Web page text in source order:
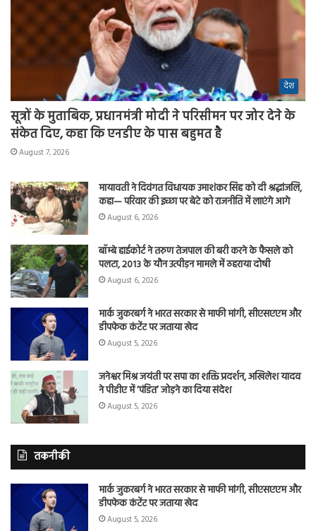
देश
सूत्रों के मुताबिक, प्रधानमंत्री मोदी ने परिसीमन पर जोर देने के
संकेत दिए, कहा कि एनडीए के पास बहुमत है
August 7, 2026
मायावती ने दिवंगत विधायक उमाशंकर सिंह को दी श्रद्धांजलि,
कहा— परिवार की इच्छा पर बेटे को राजनीति में लाएंगे आगे
August 6, 2026
बॉम्बे हाईकोर्ट ने तरुण तेजपाल की बरी करने के फैसले को
पलटा, 2013 के यौन उत्पीड़न मामले में ठहराया दोषी
August 6, 2026
मार्क जुकरबर्ग ने भारत सरकार से माफी मांगी, सीएसएएम और
डीपफेक कंटेंट पर जताया खेद
August 5, 2026
जनेश्वर मिश्र जयंती पर सपा का शक्ति प्रदर्शन, अखिलेश यादव
ने पीडीए में ‘पंडित’ जोड़ने का दिया संदेश
August 5, 2026
तकनीकी
मार्क जुकरबर्ग ने भारत सरकार से माफी मांगी, सीएसएएम और
डीपफेक कंटेंट पर जताया खेद
August 5, 2026